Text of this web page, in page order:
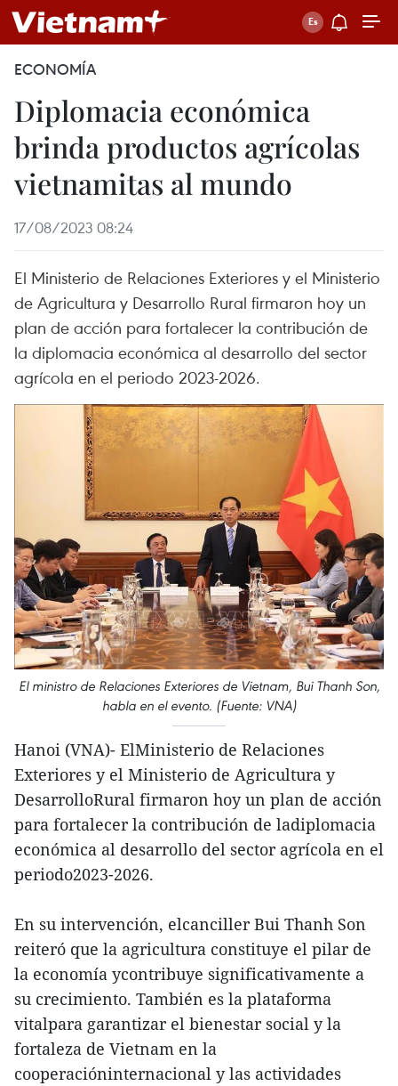
ECONOMÍA
Diplomacia económica
brinda productos agrícolas
vietnamitas al mundo
17/08/2023 08:24
El Ministerio de Relaciones Exteriores y el Ministerio
de Agricultura y Desarrollo Rural firmaron hoy un
plan de acción para fortalecer la contribución de
la diplomacia económica al desarrollo del sector
agrícola en el periodo 2023-2026.
El ministro de Relaciones Exteriores de Vietnam, Bui Thanh Son,
habla en el evento. (Fuente: VNA)
Hanoi (VNA)- ElMinisterio de Relaciones
Exteriores y el Ministerio de Agricultura y
DesarrolloRural firmaron hoy un plan de acción
para fortalecer la contribución de ladiplomacia
económica al desarrollo del sector agrícola en el
periodo2023-2026.
En su intervención, elcanciller Bui Thanh Son
reiteró que la agricultura constituye el pilar de
la economía ycontribuye significativamente a
su crecimiento. También es la plataforma
vitalpara garantizar el bienestar social y la
fortaleza de Vietnam en la
cooperacióninternacional y las actividades